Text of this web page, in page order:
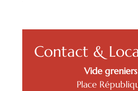
Contact &
Vide greniers
Place